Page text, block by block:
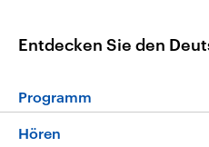
Entdecken Sie den
Programm
Programm
Hören